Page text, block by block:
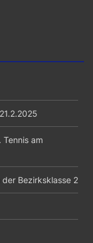
am
Bezirksklasse 2